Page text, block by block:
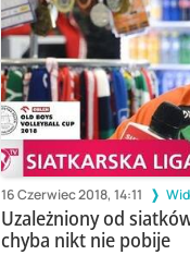
16 Czerwiec 2018, 14:11
Uzależniony od
chyba nikt nie pobije